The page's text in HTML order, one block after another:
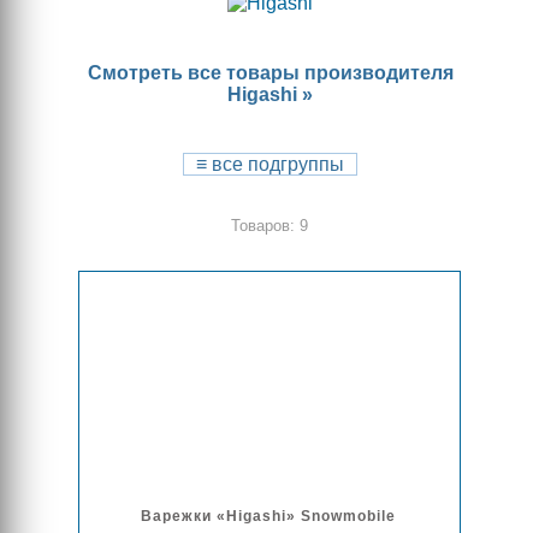
ОтзывыСмотреть все товары производителя
Higashi »
≡все подгруппы
Товаров: 9
Варежки «Higashi» Snowmobile